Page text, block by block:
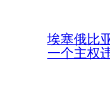
埃塞俄比
一个主权